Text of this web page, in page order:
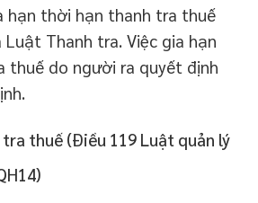
hạn thời hạn thanh tra thuế
Thanh tra. Việc gia hạn
thuế do người ra quyết định
thuế (Điều 119 Luật quản lý